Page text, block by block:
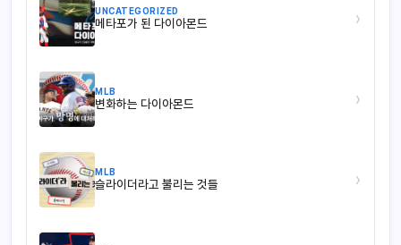
UNCATEGORIZED
메타포가 된 다이아몬드 ›
MLB
변화하는 다이아몬드 ›
MLB
슬라이더라고 불리는 것들 ›